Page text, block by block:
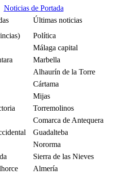
Noticias de Portada
Últimas noticias
Política
Málaga capital
Marbella
Alhaurín de la Torre
Cártama
Mijas
Torremolinos
Comarca de Antequera
Guadalteba
Nororma
Sierra de las Nieves
Almería